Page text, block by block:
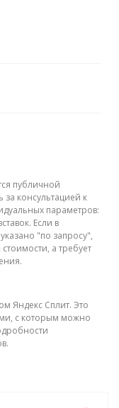
публичной
консультацией к
параметров:
Если в
"по запросу",
а требует
Яндекс Сплит. Это
с которым можно